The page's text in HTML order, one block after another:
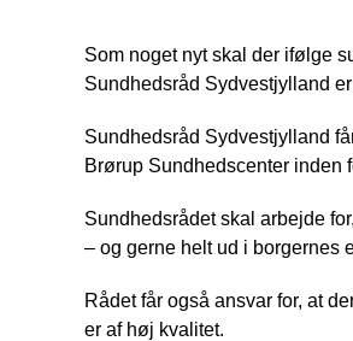
Som noget nyt skal der ifølge
Sundhedsråd Sydvestjylland
Sundhedsråd Sydvestjylland
Brørup Sundhedscenter inden
Sundhedsrådet skal arbejde
– og gerne helt ud i borgernes
Rådet får også ansvar for, at
er af høj kvalitet.